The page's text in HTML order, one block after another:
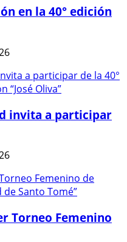
en la 40° edición
invita a participar
Torneo Femenino